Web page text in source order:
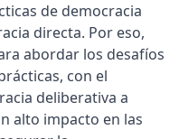
de democracia
directa. Por eso,
abordar los desafíos
con el
deliberativa a
alto impacto en las